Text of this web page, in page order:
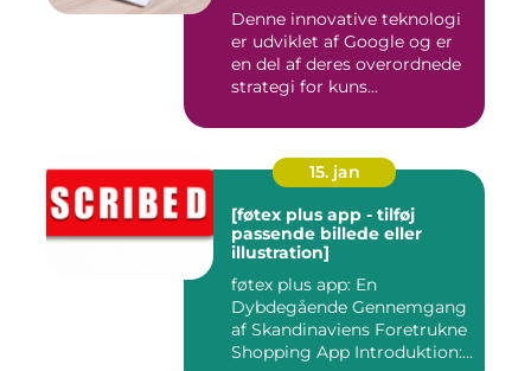
om de ting, de ser, ved blot
at bruge kameraet på
deres smartphone
Denne innovative teknologi
er udviklet af Google og er
en del af deres overordnede
strategi for kuns...
15. jan
[føtex plus app - tilføj
passende billede eller
illustration]
føtex plus app: En
Dybdegående Gennemgang
af Skandinaviens Foretrukne
Shopping App Introduktion: